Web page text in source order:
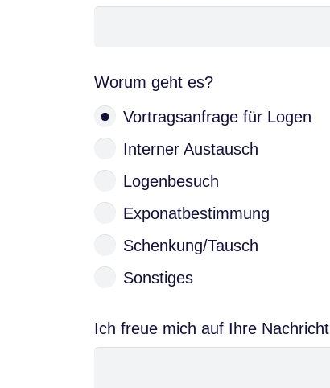
Worum geht es?
Vortragsanfrage für Logen
Interner Austausch
Logenbesuch
Exponatbestimmung
Schenkung/Tausch
Sonstiges
Ich freue mich auf Ihre Nachricht